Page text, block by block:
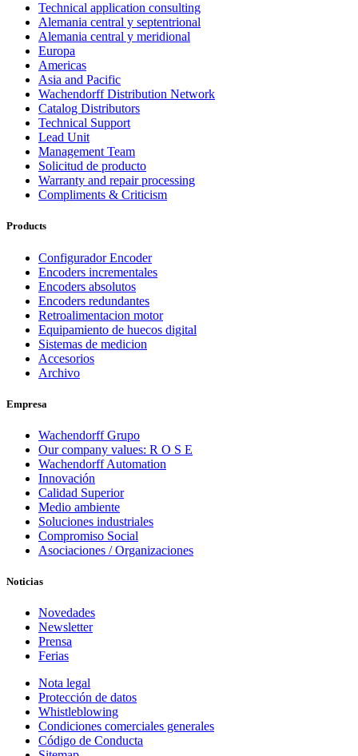
Technical application consulting
Alemania central y septentrional
Alemania central y meridional
Europa
Americas
Asia and Pacific
Wachendorff Distribution Network
Catalog Distributors
Technical Support
Lead Unit
Management Team
Solicitud de producto
Warranty and repair processing
Compliments & Criticism
Products
Configurador Encoder
Encoders incrementales
Encoders absolutos
Encoders redundantes
Retroalimentacion motor
Equipamiento de huecos digital
Sistemas de medicion
Accesorios
Archivo
Empresa
Wachendorff Grupo
Our company values: R O S E
Wachendorff Automation
Innovación
Calidad Superior
Medio ambiente
Soluciones industriales
Compromiso Social
Asociaciones / Organizaciones
Noticias
Novedades
Newsletter
Prensa
Ferias
Nota legal
Protección de datos
Whistleblowing
Condiciones comerciales generales
Código de Conducta